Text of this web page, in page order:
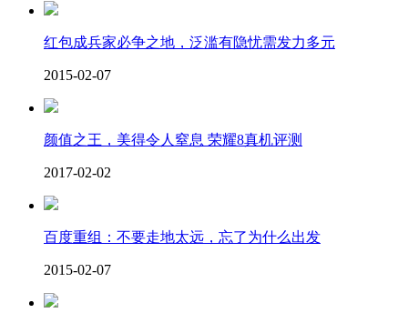
红包成兵家必争之地，泛滥有隐忧需发力多元
2015-02-07
颜值之王，美得令人窒息 荣耀8真机评测
2017-02-02
百度重组：不要走地太远，忘了为什么出发
2015-02-07